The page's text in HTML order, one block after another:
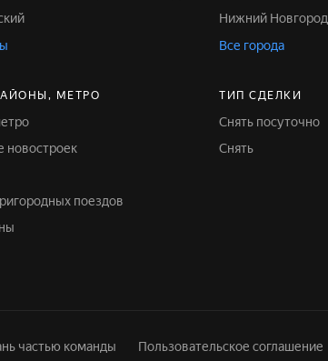
Нижний Новгород
Все города
МЕТРО
новостроек
поездов
ТИП СДЕЛКИ
Снять посуточно
Снять
частью команды Пользовательское соглашение